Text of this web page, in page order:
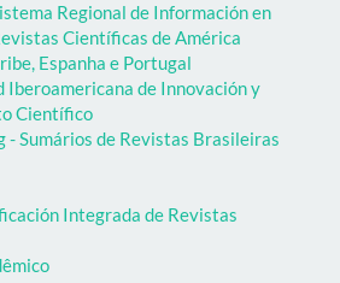
Regional de Información en
Científicas de América
Espanha e Portugal
Iberoamericana de Innovación y
Científico
- Sumários de Revistas Brasileiras
Integrada de Revistas